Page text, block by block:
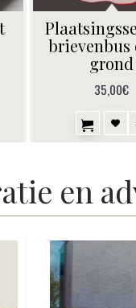
brievenbus
grond
35,00€
en